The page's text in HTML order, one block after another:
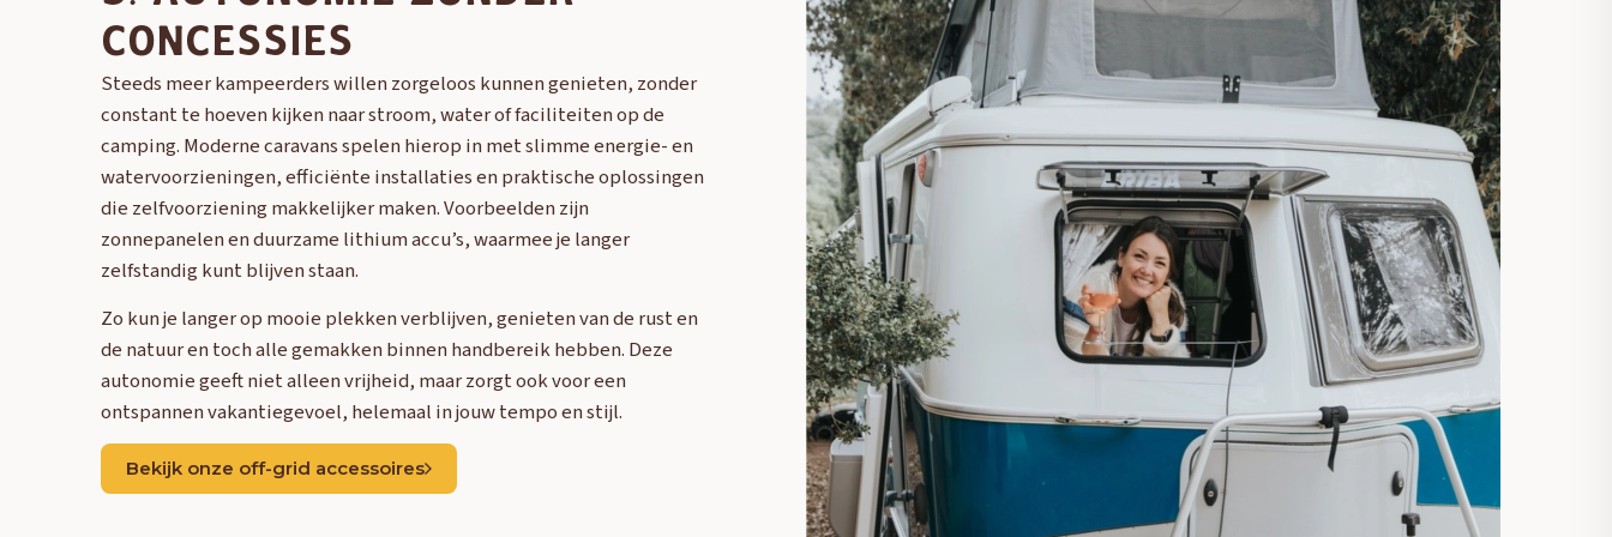
CONCESSIES
Steeds meer kampeerders willen zorgeloos kunnen genieten, zonder
constant te hoeven kijken naar stroom, water of faciliteiten op de
camping. Moderne caravans spelen hierop in met slimme energie- en
watervoorzieningen, efficiënte installaties en praktische oplossingen
die zelfvoorziening makkelijker maken. Voorbeelden zijn
zonnepanelen en duurzame lithium accu’s, waarmee je langer
zelfstandig kunt blijven staan.
Zo kun je langer op mooie plekken verblijven, genieten van de rust en
de natuur en toch alle gemakken binnen handbereik hebben. Deze
autonomie geeft niet alleen vrijheid, maar zorgt ook voor een
ontspannen vakantiegevoel, helemaal in jouw tempo en stijl.
Bekijk onze off-grid accessoires